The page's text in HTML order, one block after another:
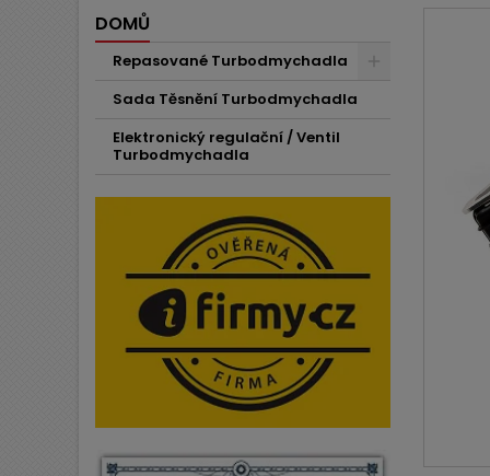
DOMŮ
Repasované Turbodmychadla
Sada Těsnění Turbodmychadla
Elektronický regulační / Ventil
Turbodmychadla